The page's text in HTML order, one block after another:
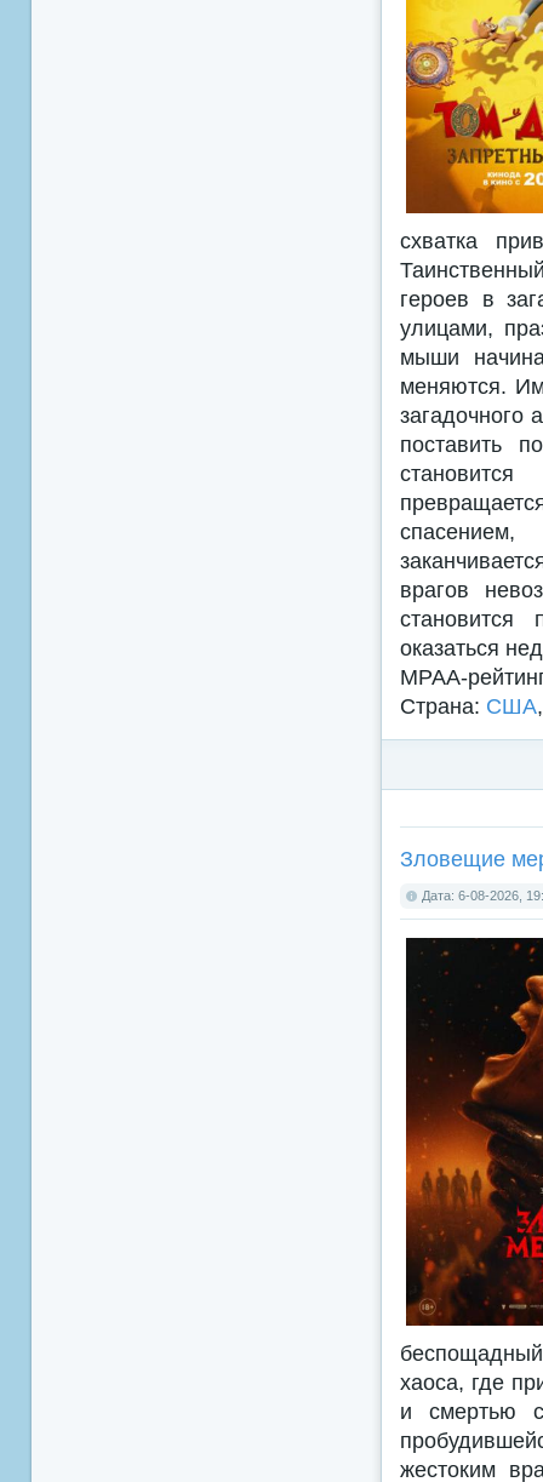
схватка
героев в
улицами,
мыши
меняются.
загадочного
поставить
врагов
оказаться
MPAA-
Страна: США
Зловещие
Дата: 6-08-2026,
хаоса, где
и смертью
жестоким